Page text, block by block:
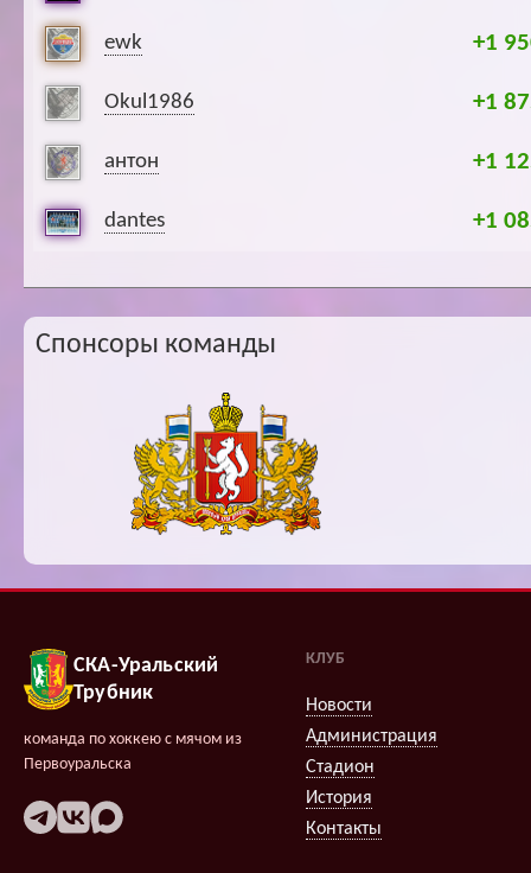
ewk +1
Okul1986 +1
антон +1
dantes +1
Спонсоры команды
СКА-Уральский
Трубник
команда по хоккею с мячом из
Первоуральска
КЛУБ
Новости
Администрация
Стадион
История
Контакты